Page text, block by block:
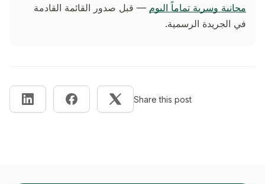
مجانية وسرية تماماً اليوم — قبل صدور القائمة القادمة
في الجريدة الرسمية.
Share this post